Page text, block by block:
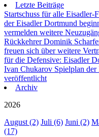
Letzte Beiträge
Startschuss für alle
der Eisadler Dortmund
vermelden weitere
Rückkehrer Dominik
freuen sich über weitere
für die Defensive: Eisadler
Ivan Chukarov Spielplan
veröffentlicht
Archiv
2026
August (2) Juli (6) Juni (2)
(17)